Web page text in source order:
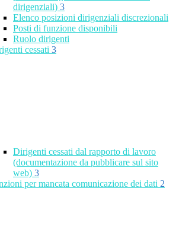
dirigenziali) 3
Elenco posizioni dirigenziali discrezionali
Posti di funzione disponibili
Ruolo dirigenti
cessati 3
Dirigenti cessati dal rapporto di lavoro
(documentazione da pubblicare sul sito
web) 3
per mancata comunicazione dei dati 2